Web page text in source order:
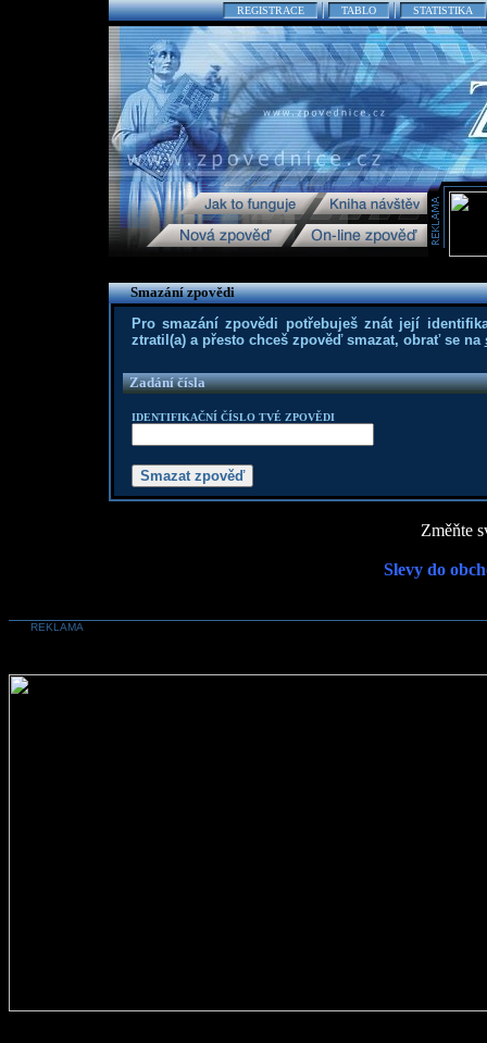
REGISTRACE TABLO STATISTIKA
Smazání zpovědi
Pro smazání zpovědi potřebuješ znát její
ztratil(a) a přesto chceš zpověď smazat, obrať se na
Zadání čísla
IDENTIFIKAČNÍ ČÍSLO TVÉ ZPOVĚDI
Změňte
Slevy do
REKLAMA